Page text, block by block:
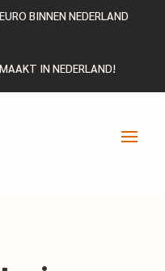
BINNEN NEDERLAND
IN NEDERLAND!